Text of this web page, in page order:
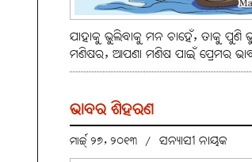
ଯାହାକୁ ଭୁଲିବାକୁ ମନ ଚାହେଁ, ତାକୁ
ମଣିଷର, ଆପଣା ମଣିଷ ପାଇଁ ପ୍ରେମର
ଭାବର ଶିହରଣ
ମାର୍ଚ୍ଚ୍ ୨୭, ୨୦୧୩ / ସନ୍ୟାସୀ ନାୟକ